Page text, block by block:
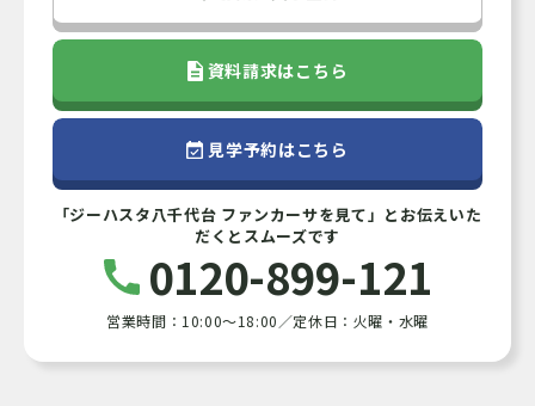
◆「東京」駅まで電車45分
◆「成田空港」駅まで電車35分
◆省令準耐火構造
◆標高26mの高台の街
【現地モデルハウス見学会開催】
■日程:8/11(火)～16(日)22(土)23(日)
■時間:①10:00～ ②13:30～ ③15:30～
資料請求はこちら
見学予約はこちら
「ジーハスタ八千代台 ファンカーサを見て」とお伝えいた
だくとスムーズです
0120-899-121
営業時間：10:00～18:00／定休日：火曜・水曜